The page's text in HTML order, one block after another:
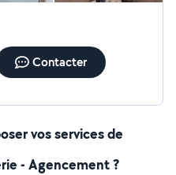
Contacter
vos services de
- Agencement ?